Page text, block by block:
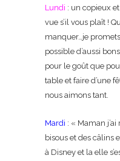
Lundi : un copieux
vue s’il vous plaît !
manquer…je
possible d’aussi
pour le goût que
table et faire d’une
nous aimons tant.
Mardi : « Maman
bisous et des câlins
à Disney et la elle